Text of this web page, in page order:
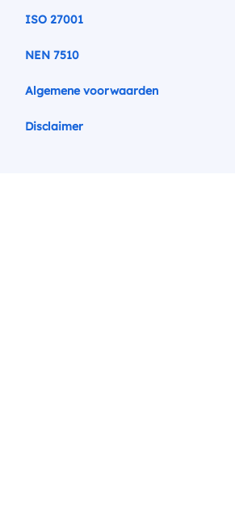
ISO 27001
NEN 7510
Algemene voorwaarden
Disclaimer